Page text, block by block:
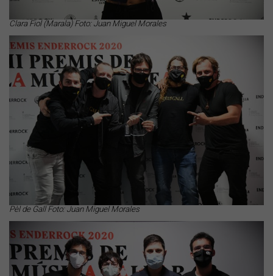
Clara Fiol (Marala) Foto: Juan Miguel Morales
Pèl de Gall Foto: Juan Miguel Morales